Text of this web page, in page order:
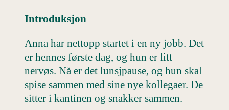
Introduksjon
Anna har nettopp startet i en ny jobb. Det
er hennes første dag, og hun er litt
nervøs. Nå er det lunsjpause, og hun skal
spise sammen med sine nye kollegaer. De
sitter i kantinen og snakker sammen.